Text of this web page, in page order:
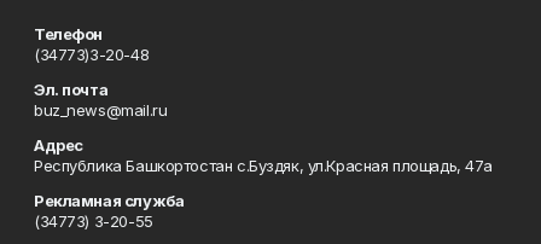
Телефон
(34773)3-20-48
Эл. почта
buz_news@mail.ru
Адрес
Республика Башкортостан с.Буздяк, ул.Красная площадь, 47а
Рекламная служба
(34773) 3-20-55